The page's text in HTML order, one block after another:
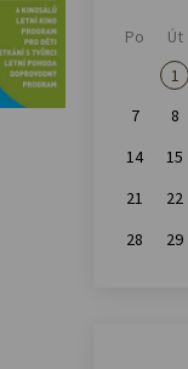
Po Út
1
7
8
14
15
21
22
28
29